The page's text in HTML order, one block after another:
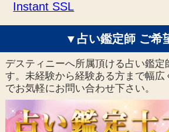
Instant SSL
▼占い鑑定師 ご希
デスティニーへ所属頂ける占い鑑定
す。未経験から経験ある方まで幅広
でお気軽にお問い合わせ下さい。